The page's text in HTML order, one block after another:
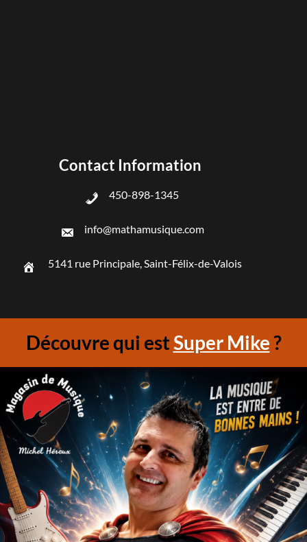
Contact Information
450-898-1345
info@mathamusique.com
5141 rue Principale, Saint-Félix-de-Valois
Découvre qui estSuper Mike?